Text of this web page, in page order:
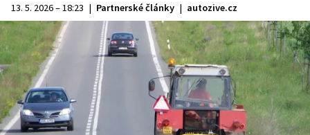
13. 5. 2026 – 18:23 | Partnerské články | autozive.cz